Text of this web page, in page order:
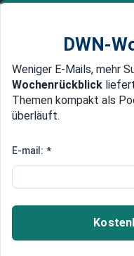
Newsticker MEIN
Edelmetalle
WorldSkills
bei der WM
Nachwuchs- und
anders: Mit
DWN-
Weniger E-Mails, mehr
Wochenrückblick
Themen kompakt als
überläuft.
E-mail: *